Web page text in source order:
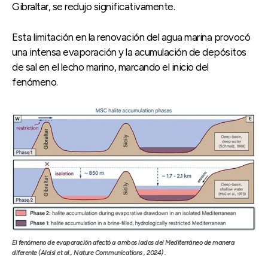
Gibraltar, se redujo significativamente.
Esta limitación en la renovación del agua marina provocó
una intensa evaporación y la acumulación de depósitos
de sal en el lecho marino, marcando el inicio del
fenómeno.
El fenómeno de evaporación afectó a ambos lados del Mediterráneo de manera
diferente (Aloisi et al., Nature Communications , 2024) .